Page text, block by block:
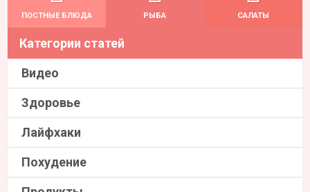
ПОСТНЫЕ БЛЮДА РЫБА САЛАТЫ
Категории статей
Видео
Здоровье
Лайфхаки
Похудение